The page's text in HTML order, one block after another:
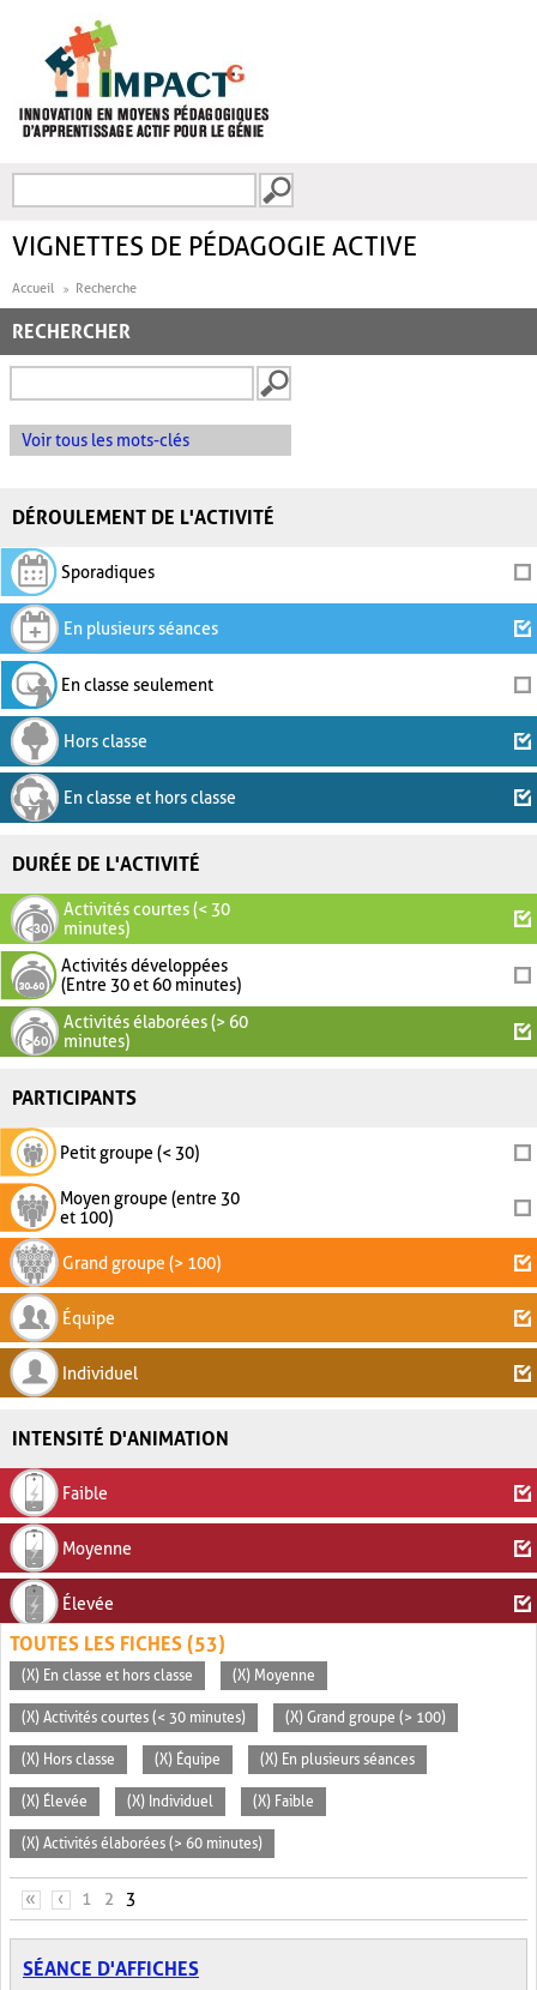
FORMULAIRE DE
VIGNETTES DE PÉDAGOGIE ACTIVE
Accueil Recherche
RECHERCHER
Voir tous les mots-clés
DÉROULEMENT DE L'ACTIVITÉ
Sporadiques
En plusieurs séances
En classe seulement
Hors classe
En classe et hors classe
DURÉE DE L'ACTIVITÉ
Activités courtes (< 30
minutes)
Activités développées
(Entre 30 et 60 minutes)
Activités élaborées (> 60
minutes)
PARTICIPANTS
Petit groupe (< 30)
Moyen groupe (entre 30
et 100)
Grand groupe (> 100)
Équipe
Individuel
INTENSITÉ D'ANIMATION
Faible
Moyenne
Élevée
TOUTES LES FICHES (53)
(X) En classe et hors classe (X) Moyenne
(X) Activités courtes (< 30 minutes) (X) Grand groupe (> 100)
(X) Hors classe (X) Équipe (X) En plusieurs séances
(X) Élevée (X) Individuel (X) Faible
(X) Activités élaborées (> 60 minutes)
PAGES
« ‹ 1 2 3
SÉANCE D'AFFICHES